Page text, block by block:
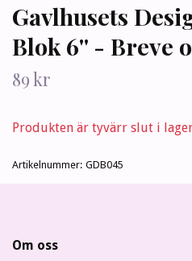
Gavlhusets
Blok 6'' - Breve
89 kr
Produkten är tyvärr slut i
Artikelnummer: GDB045
Om oss